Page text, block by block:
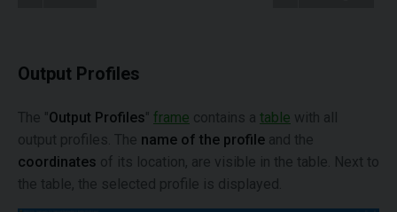
Output Profiles
The "Output Profiles" frame contains a table with all
output profiles. The name of the profile and the
coordinates of its location, are visible in the table. Next to
the table, the selected profile is displayed.